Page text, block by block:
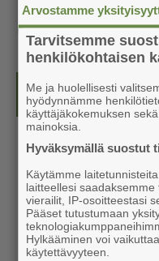
Kesälehti (ilmainen)
Arvostamme
Tarvitsemme
henkilökohtaisen
Me ja huolellisesti
hyödynnämme
käyttäjäkokemuksen
mainoksia.
Hyväksymällä suostut
Käytämme
laitteellesi
vierailit, IP-osoitteestasi
Pääset tutustumaan
Hylkääminen voi
käytettävyyteen.